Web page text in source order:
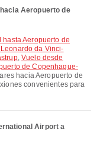
Aeropuerto de
da Vinci-
,Vuelo desde
de Copenhague-
hacia Aeropuerto de
convenientes para
Airport a